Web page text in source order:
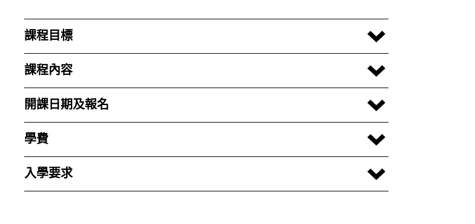
課程目標
課程內容
開課日期及報名
學費
入學要求